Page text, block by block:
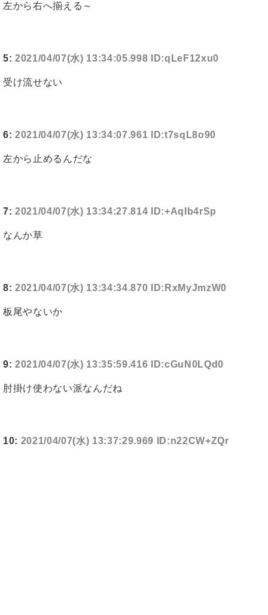
左から右へ揃える～
5: 2021/04/07(水) 13:34:05.998 ID:qLeF12xu0
受け流せない
6: 2021/04/07(水) 13:34:07.961 ID:t7sqL8o90
左から止めるんだな
7: 2021/04/07(水) 13:34:27.814 ID:+AqIb4rSp
なんか草
8: 2021/04/07(水) 13:34:34.870 ID:RxMyJmzW0
板尾やないか
9: 2021/04/07(水) 13:35:59.416 ID:cGuN0LQd0
肘掛け使わない派なんだね
10: 2021/04/07(水) 13:37:29.969 ID:n22CW+ZQr